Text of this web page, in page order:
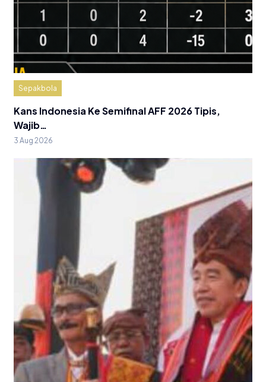
Sepakbola
Kans Indonesia Ke Semifinal AFF 2026 Tipis,
Wajib…
3 Aug 2026